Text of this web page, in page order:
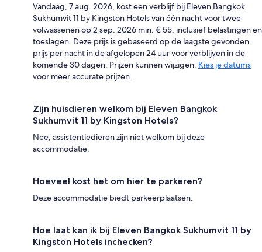
Vandaag, 7 aug. 2026, kost een verblijf bij Eleven Bangkok
Sukhumvit 11 by Kingston Hotels van één nacht voor twee
volwassenen op 2 sep. 2026 min. € 55, inclusief belastingen en
toeslagen. Deze prijs is gebaseerd op de laagste gevonden
prijs per nacht in de afgelopen 24 uur voor verblijven in de
komende 30 dagen. Prijzen kunnen wijzigen. Kies je datums
voor meer accurate prijzen.
Zijn huisdieren welkom bij Eleven Bangkok
Sukhumvit 11 by Kingston Hotels?
Nee, assistentiedieren zijn niet welkom bij deze
accommodatie.
Hoeveel kost het om hier te parkeren?
Deze accommodatie biedt parkeerplaatsen.
Hoe laat kan ik bij Eleven Bangkok Sukhumvit 11 by
Kingston Hotels inchecken?